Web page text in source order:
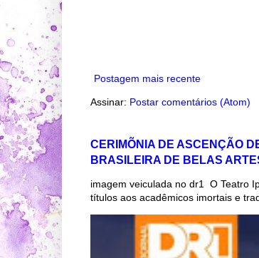
Postagem mais recente
Assinar: Postar comentários (Atom)
CERIMÕNIA DE ASCENÇÃO
BRASILEIRA DE BELAS
imagem veiculada no dr1 O Teatro
títulos aos acadêmicos imortais e